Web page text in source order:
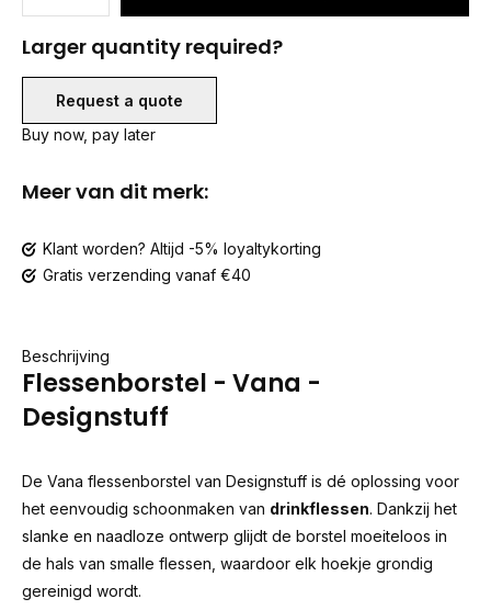
Larger quantity required?
Request a quote
Buy now, pay later
Meer van dit merk:
Klant worden? Altijd -5% loyaltykorting
Gratis verzending vanaf €40
Beschrijving
Flessenborstel - Vana -
Designstuff
De Vana flessenborstel van Designstuff is dé oplossing voor
het eenvoudig schoonmaken van drinkflessen. Dankzij het
slanke en naadloze ontwerp glijdt de borstel moeiteloos in
de hals van smalle flessen, waardoor elk hoekje grondig
gereinigd wordt.